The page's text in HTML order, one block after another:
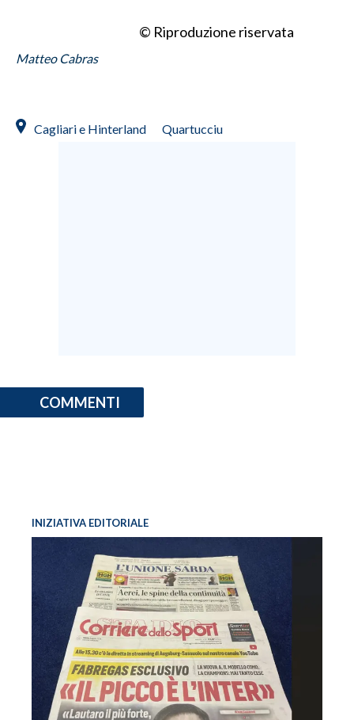
© Riproduzione riservata
Matteo Cabras
Cagliari e Hinterland Quartucciu
COMMENTI
INIZIATIVA EDITORIALE